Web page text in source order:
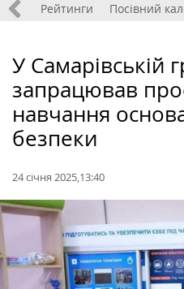
Рейтинги Посівний
У Самарівській
запрацював
навчання
безпеки
24 січня 2025,13:40